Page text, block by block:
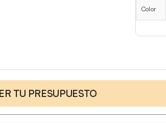
Color
TU PRESUPUESTO